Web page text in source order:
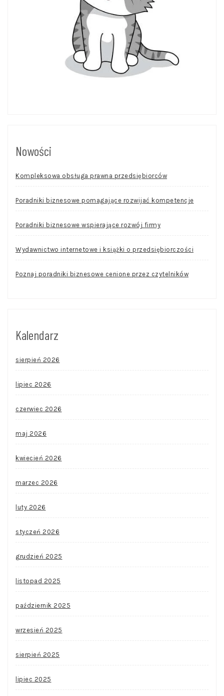
Nowości
Kompleksowa obsługa prawna przedsiębiorców
Poradniki biznesowe pomagające rozwijać kompetencje
Poradniki biznesowe wspierające rozwój firmy
Wydawnictwo internetowe i książki o przedsiębiorczości
Poznaj poradniki biznesowe cenione przez czytelników
Kalendarz
sierpień 2026
lipiec 2026
czerwiec 2026
maj 2026
kwiecień 2026
marzec 2026
luty 2026
styczeń 2026
grudzień 2025
listopad 2025
październik 2025
wrzesień 2025
sierpień 2025
lipiec 2025